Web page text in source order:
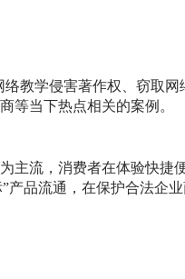
教学侵害著作权、窃取网
等当下热点相关的案例。
主流，消费者在体验快捷
产品流通，在保护合法企业